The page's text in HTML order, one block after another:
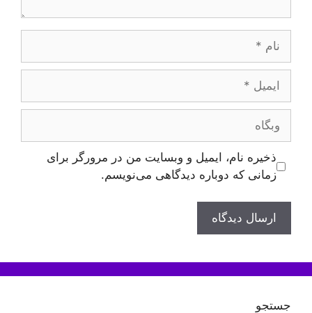
ایمیل
وبگاه
ذخیره نام، ایمیل و وبسایت من در مرورگر برای
زمانی که دوباره دیدگاهی می‌نویسم.
جستجو